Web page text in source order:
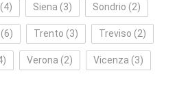
(4) Siena (3) Sondrio (2)
(6) Trento (3) Treviso (2)
Verona (2) Vicenza (3)